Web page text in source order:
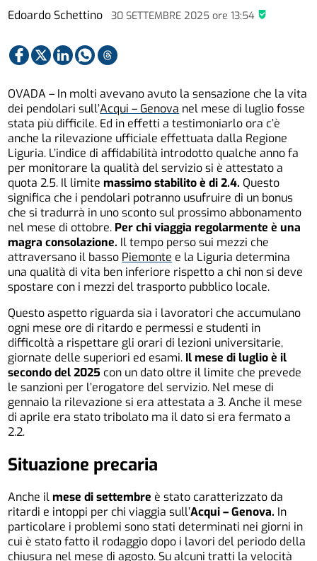
Edoardo Schettino 30 SETTEMBRE 2025ore 13:54
OVADA – In molti avevano avuto la sensazione che la vita
dei pendolari sull’Acqui – Genova nel mese di luglio fosse
stata più difficile. Ed in effetti a testimoniarlo ora c’è
anche la rilevazione ufficiale effettuata dalla Regione
Liguria. L’indice di affidabilità introdotto qualche anno fa
per monitorare la qualità del servizio si è attestato a
quota 2.5. Il limitemassimo stabilito è di 2.4. Questo
significa che i pendolari potranno usufruire di un bonus
che si tradurrà in uno sconto sul prossimo abbonamento
nel mese di ottobre. Per chi viaggia regolarmente è una
magra consolazione. Il tempo perso sui mezzi che
attraversano il basso Piemonte e la Liguria determina
una qualità di vita ben inferiore rispetto a chi non si deve
spostare con i mezzi del trasporto pubblico locale.
Questo aspetto riguarda sia i lavoratori che accumulano
ogni mese ore di ritardo e permessi e studenti in
difficoltà a rispettare gli orari di lezioni universitarie,
giornate delle superiori ed esami. Il mese di luglio è il
secondo del 2025 con un dato oltre il limite che prevede
le sanzioni per l’erogatore del servizio. Nel mese di
gennaio la rilevazione si era attestata a 3. Anche il mese
di aprile era stato tribolato ma il dato si era fermato a
2.2.
Situazione precaria
Anche ilmese di settembre è stato caratterizzato da
ritardi e intoppi per chi viaggia sull’Acqui – Genova. In
particolare i problemi sono stati determinati nei giorni in
cui è stato fatto il rodaggio dopo i lavori del periodo della
chiusura nel mese di agosto. Su alcuni tratti la velocità